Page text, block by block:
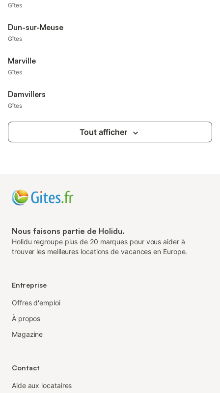
Gîtes
Dun-sur-Meuse
Gîtes
Marville
Gîtes
Damvillers
Gîtes
Tout afficher
Nous faisons partie de Holidu.
Holidu regroupe plus de 20 marques pour vous aider à
trouver les meilleures locations de vacances en Europe.
Entreprise
Offres d'emploi
À propos
Magazine
Contact
Aide aux locataires